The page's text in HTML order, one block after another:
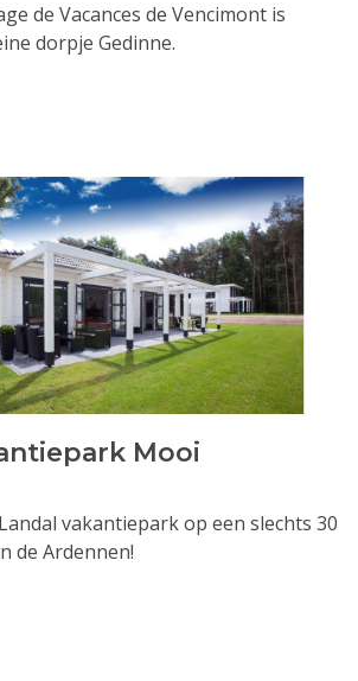
de Vacances de Vencimont is
dorpje Gedinne.
Mooi
vakantiepark op een slechts 30
de Ardennen!